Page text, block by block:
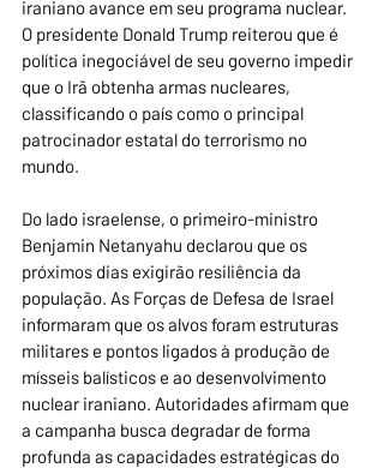
iraniano avance em seu programa nuclear.
O presidente Donald Trump reiterou que é
política inegociável de seu governo impedir
que o Irã obtenha armas nucleares,
classificando o país como o principal
patrocinador estatal do terrorismo no
mundo.
Do lado israelense, o primeiro-ministro
Benjamin Netanyahu declarou que os
próximos dias exigirão resiliência da
população. As Forças de Defesa de Israel
informaram que os alvos foram estruturas
militares e pontos ligados à produção de
mísseis balísticos e ao desenvolvimento
nuclear iraniano. Autoridades afirmam que
a campanha busca degradar de forma
profunda as capacidades estratégicas do